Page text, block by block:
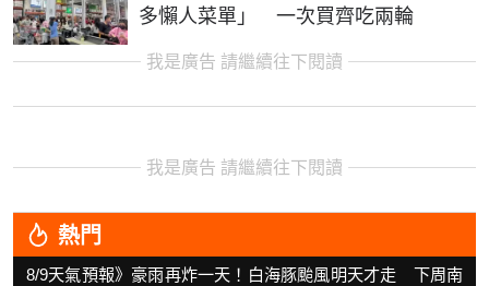
多懶人菜單」 一次買齊吃兩輪
我是廣告 請繼續往下閱讀
我是廣告 請繼續往下閱讀
熱門
8/9天氣預報》豪雨再炸一天！白海豚颱風明天才走 下周南